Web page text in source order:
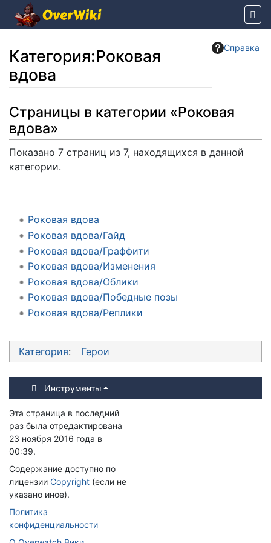
Справка
Категория:Роковая
вдова
Перейти к:
Страницы в категории «Роковая
вдова»
Показано 7 страниц из 7, находящихся в данной
категории.
Роковая вдова
Роковая вдова/Гайд
Роковая вдова/Граффити
Роковая вдова/Изменения
Роковая вдова/Облики
Роковая вдова/Победные позы
Роковая вдова/Реплики
Категория: Герои
Инструменты
Эта страница в последний
раз была отредактирована
23 ноября 2016 года в
00:39.
Содержание доступно по
лицензии Copyright (если не
указано иное).
Политика
конфиденциальности